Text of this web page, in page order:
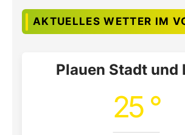
AKTUELLES WETTER IM
Plauen Stadt und
25 °